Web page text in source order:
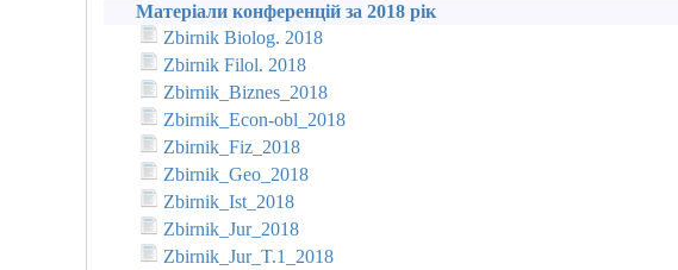
Матеріали конференцій за 2018 рік
Zbirnik Biolog. 2018
Zbirnik Filol. 2018
Zbirnik_Biznes_2018
Zbirnik_Econ-obl_2018
Zbirnik_Fiz_2018
Zbirnik_Geo_2018
Zbirnik_Ist_2018
Zbirnik_Jur_2018
Zbirnik_Jur_T.1_2018